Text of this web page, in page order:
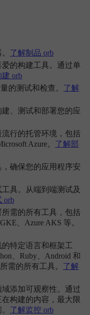
了解制品 orb
的构建工具。通过单
orb
的测试和检查。 了解
、测试和部署您的应
行的托管环境，包括
Azure。 了解部
确保您的应用程序安
具。从端到端测试及
orb
所需的所有工具，包括
、Azure AKS 等。
特定语言和框架工
、Ruby、Android 和
需的所有工具。 了解
添加可观察性。通过
构建的内容，最大限
了解监控 orb